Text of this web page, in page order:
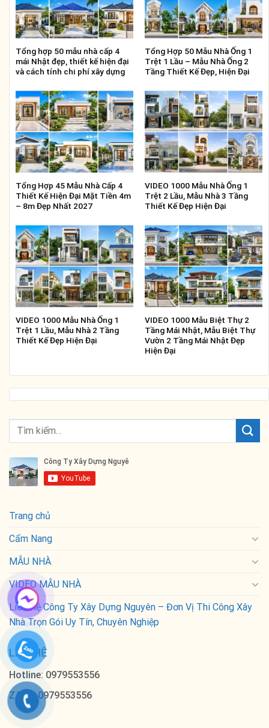
Tổng hợp 50 mẫu nhà cấp 4
mái Nhật đẹp, thiết kế hiện đại
và cách tính chi phí xây dựng
Tổng Hợp 50 Mẫu Nhà Ống 1
Trệt 1 Lầu – Mẫu Nhà Ống 2
Tầng Thiết Kế Đẹp, Hiện Đại
Tổng Hợp 45 Mẫu Nhà Cấp 4
Thiết Kế Hiện Đại Mặt Tiền 4m
– 8m Đẹp Nhất 2027
VIDEO 1000 Mẫu Nhà Ống 1
Trệt 2 Lầu, Mẫu Nhà 3 Tầng
Thiết Kế Đẹp Hiện Đại
VIDEO 1000 Mẫu Nhà Ống 1
Trệt 1 Lầu, Mẫu Nhà 2 Tầng
Thiết Kế Đẹp Hiện Đại
VIDEO 1000 Mẫu Biệt Thự 2
Tầng Mái Nhật, Mẫu Biệt Thự
Vườn 2 Tầng Mái Nhật Đẹp
Hiện Đại
Trang chủ
Cẩm Nang
MẪU NHÀ
VIDEO MẪU NHÀ
Liên Hệ Công Ty Xây Dựng Nguyên – Đơn Vị Thi Công Xây
Nhà Trọn Gói Uy Tín, Chuyên Nghiệp
LIÊN HỆ
Hotline: 0979553556
ZALO: 0979553556